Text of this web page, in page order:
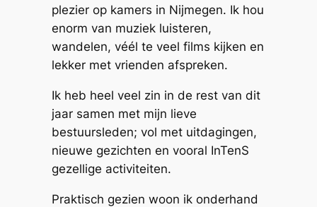
plezier op kamers in Nijmegen. Ik hou
enorm van muziek luisteren,
wandelen, véél te veel films kijken en
lekker met vrienden afspreken.
Ik heb heel veel zin in de rest van dit
jaar samen met mijn lieve
bestuursleden; vol met uitdagingen,
nieuwe gezichten en vooral InTenS
gezellige activiteiten.
Praktisch gezien woon ik onderhand